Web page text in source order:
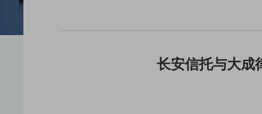
长安信托与大成